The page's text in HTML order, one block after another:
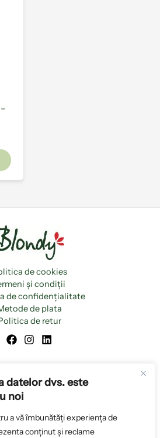
datelor dvs. este
noi
a vă îmbunătăți experiența de
conținut și reclame
de cookies
și condiții
de confidențialitate
de plata
de retur